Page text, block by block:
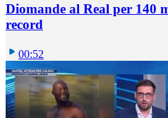
Diomande al Real per 140
record
00:52